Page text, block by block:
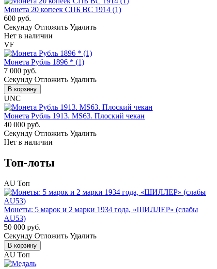
Монета 20 копеек СПБ ВС 1914 (1)
600 руб.
Cекунду Отложить Удалить
Нет в наличии
VF
Монета Рубль 1896 * (1)
7 000 руб.
Cекунду Отложить Удалить
В корзину
UNC
Монета Рубль 1913. MS63. Плоский чекан
40 000 руб.
Cекунду Отложить Удалить
Нет в наличии
Топ-лоты
AU Топ
Монеты: 5 марок и 2 марки 1934 года, «ШИЛЛЕР» (слабы
AU53)
50 000 руб.
Cекунду Отложить Удалить
В корзину
AU Топ